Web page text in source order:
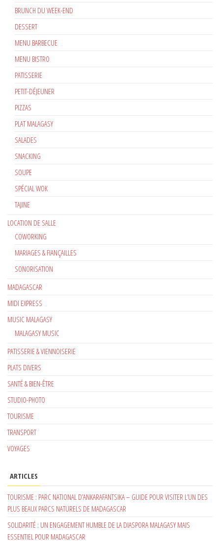
BRUNCH DU WEEK-END
DESSERT
MENU BARBECUE
MENU BISTRO
PATISSERIE
PETIT-DÉJEUNER
PIZZAS
PLAT MALAGASY
SALADES
SNACKING
SOUPE
SPÉCIAL WOK
TAJINE
LOCATION DE SALLE
COWORKING
MARIAGES & FIANÇAILLES
SONORISATION
MADAGASCAR
MIDI EXPRESS
MUSIC MALAGASY
MALAGASY MUSIC
PATISSERIE & VIENNOISERIE
PLATS DIVERS
SANTÉ & BIEN-ÊTRE
STUDIO-PHOTO
TOURISME
TRANSPORT
VOYAGES
ARTICLES
TOURISME : PARC NATIONAL D’ANKARAFANTSIKA – GUIDE POUR VISITER L’UN DES
PLUS BEAUX PARCS NATURELS DE MADAGASCAR
SOLIDARITÉ : UN ENGAGEMENT HUMBLE DE LA DIASPORA MALAGASY MAIS
ESSENTIEL POUR MADAGASCAR